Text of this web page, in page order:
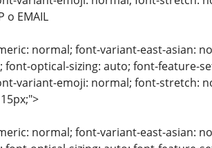
o EMAIL
normal; font-variant-east-asian:
optical-sizing: auto; font-feature-
variant-emoji: normal; font-stretch:
normal; font-variant-east-asian: